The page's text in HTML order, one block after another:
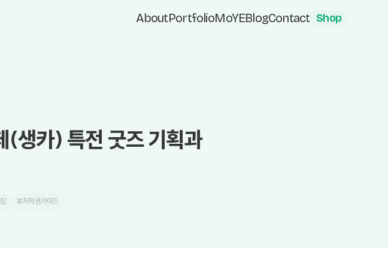
AboutPortfolioMoYEBlogContact Shop
(생카) 특전 굿즈 기획과
#저작권가이드